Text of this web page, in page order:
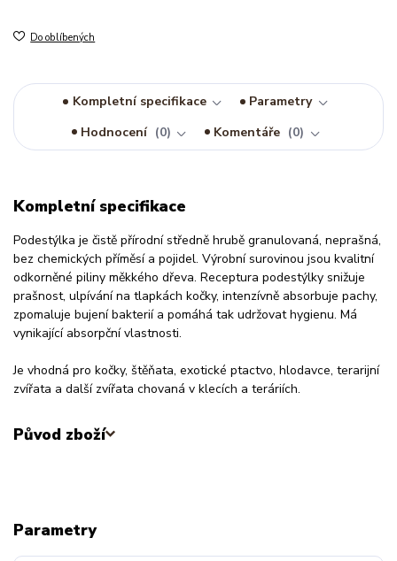
Do oblíbených
Kompletní specifikace
Parametry
Hodnocení
0 Komentáře 0
Kompletní specifikace
Podestýlka je čistě přírodní středně hrubě granulovaná, neprašná,
bez chemických příměsí a pojidel. Výrobní surovinou jsou kvalitní
odkorněné piliny měkkého dřeva. Receptura podestýlky snižuje
prašnost, ulpívání na tlapkách kočky, intenzívně absorbuje pachy,
zpomaluje bujení bakterií a pomáhá tak udržovat hygienu. Má
vynikající absorpční vlastnosti.
Je vhodná pro kočky, štěňata, exotické ptactvo, hlodavce, terarijní
zvířata a další zvířata chovaná v klecích a teráriích.
Původ zboží
Parametry